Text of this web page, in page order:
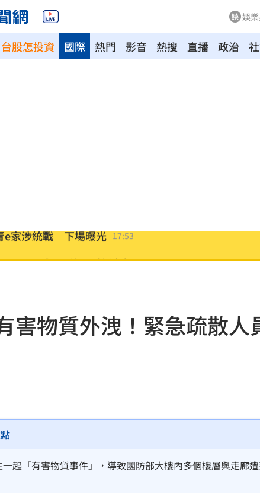
娛
台股怎投資 熱門 影音 熱搜 直播 政治
國際
成員K錄影喊話台粉
！家屬捐500萬獎學金
加熱狗糧」 慘冤死家中 17:44
童「發黑食材」照片曝
！15縣市豪大雨特報
慾 竟罹癌王4期轉移
勢衝上萬金
班最新異動一次看 17:29
害物質外洩！緊急疏散
起「有害物質事件」，導致國防部大樓內多個樓層與走廊